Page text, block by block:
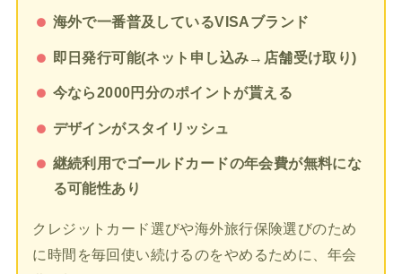
海外で一番普及しているVISAブランド
即日発行可能(ネット申し込み→店舗受け取り)
今なら2000円分のポイントが貰える
デザインがスタイリッシュ
継続利用でゴールドカードの年会費が無料にな
る可能性あり
クレジットカード選びや海外旅行保険選びのため
に時間を毎回使い続けるのをやめるために、年会